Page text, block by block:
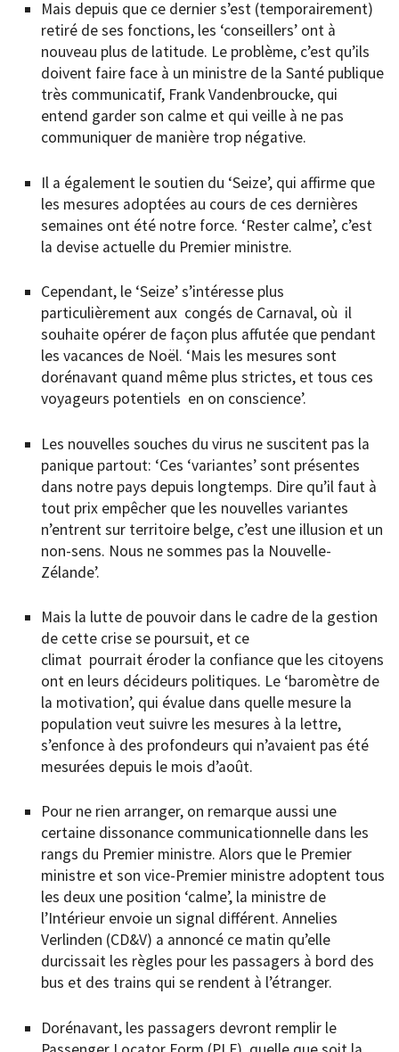
Mais depuis que ce dernier s’est (temporairement)
retiré de ses fonctions, les ‘conseillers’ ont à
nouveau plus de latitude. Le problème, c’est qu’ils
doivent faire face à un ministre de la Santé publique
très communicatif, Frank Vandenbroucke, qui
entend garder son calme et qui veille à ne pas
communiquer de manière trop négative.
Il a également le soutien du ‘Seize’, qui affirme que
les mesures adoptées au cours de ces dernières
semaines ont été notre force. ‘Rester calme’, c’est
la devise actuelle du Premier ministre.
Cependant, le ‘Seize’ s’intéresse plus
particulièrement aux congés de Carnaval, où il
souhaite opérer de façon plus affutée que pendant
les vacances de Noël. ‘Mais les mesures sont
dorénavant quand même plus strictes, et tous ces
voyageurs potentiels en on conscience’.
Les nouvelles souches du virus ne suscitent pas la
panique partout: ‘Ces ‘variantes’ sont présentes
dans notre pays depuis longtemps. Dire qu’il faut à
tout prix empêcher que les nouvelles variantes
n’entrent sur territoire belge, c’est une illusion et un
non-sens. Nous ne sommes pas la Nouvelle-
Zélande’.
Mais la lutte de pouvoir dans le cadre de la gestion
de cette crise se poursuit, et ce
climat pourrait éroder la confiance que les citoyens
ont en leurs décideurs politiques. Le ‘baromètre de
la motivation’, qui évalue dans quelle mesure la
population veut suivre les mesures à la lettre,
s’enfonce à des profondeurs qui n’avaient pas été
mesurées depuis le mois d’août.
Pour ne rien arranger, on remarque aussi une
certaine dissonance communicationnelle dans les
rangs du Premier ministre. Alors que le Premier
ministre et son vice-Premier ministre adoptent tous
les deux une position ‘calme’, la ministre de
l’Intérieur envoie un signal différent. Annelies
Verlinden (CD&V) a annoncé ce matin qu’elle
durcissait les règles pour les passagers à bord des
bus et des trains qui se rendent à l’étranger.
Dorénavant, les passagers devront remplir le